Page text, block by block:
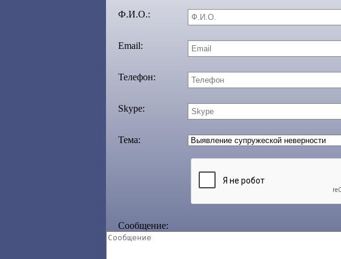
Ф.И.О.:
Email:
Телефон:
Skype:
Тема:
Сообщение: